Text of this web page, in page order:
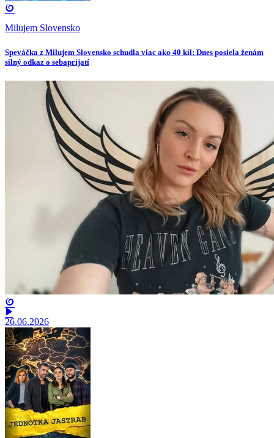
Milujem Slovensko
Speváčka z Milujem Slovensko schudla viac ako 40 kíl: Dnes posiela ženám
silný odkaz o sebaprijatí
26.06.2026